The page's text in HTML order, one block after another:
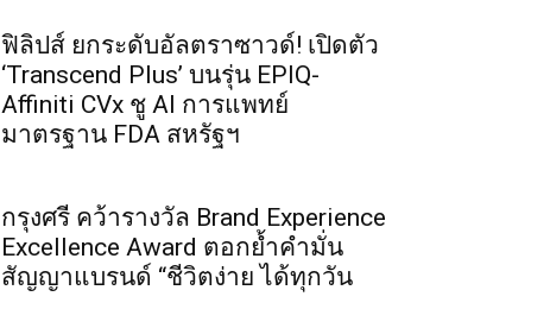
ฟิลิปส์ ยกระดับอัลตราซาวด์! เปิดตัว
‘Transcend Plus’ บนรุ่น EPIQ-
Affiniti CVx ชู AI การแพทย์
มาตรฐาน FDA สหรัฐฯ
กรุงศรี คว้ารางวัล Brand Experience
Excellence Award ตอกย้ำคำมั่น
สัญญาแบรนด์ “ชีวิตง่าย ได้ทุกวัน